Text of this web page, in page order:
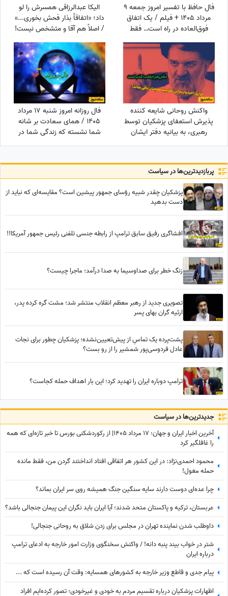
فال حافظ با تفسیر امروز جمعه 9
مرداد 1405 + فیلم / یک اتفاق
فوق‌العاده در راه است… فقط
کمی صبر کن و ببین! زندگی هنوز
بهترین هدیه‌اش را برای تو نگه
داشته است!
الیکا عبدالرزاقی همسرش را لو
داد؛ «اتفاقاً بذار فحش بخوری...»
/ اصلاً هم آقا و متشخص نیست!
واکنش روحانی شایعه کننده
پذیرش استعفای پزشکیان توسط
رهبری، به بیانیه دفتر ایشان
فال روزانه امروز شنبه 17 مرداد
1405 / همای سعادت بر شانه
شما نشسته که زندگی شما در
آستانه تغییر بزرگ است — فال
پربازدید‌ترین‌ها در سیاست
پزشکیان چقدر شبیه رؤسای جمهور پیشین است؟ مقایسه‌ای که نباید از
دست بدهید
افشاگری رفیق سابق ترامپ از رابطه جنسی تلفنی رئیس جمهور آمریکا!!
زنگ خطر برای صداوسیما به صدا درآمد؛ ماجرا چیست؟
تصویری جدید از رهبر معظم انقلاب منتشر شد؛ مشت گره کرده پدر،
ارثیه گران بهای پسر
پشت‌پرده یک تماسِ از پیش‌تعیین‌نشده؛ پزشکیان چطور برای نجات
عادل فردوسی‌پور شمشیر را از رو بست؟
ترامپ دوباره ایران را تهدید کرد؛ این بار اهداف حمله کجاست؟
جدید‌ترین‌ها در سیاست
آخرین اخبار ایران و جهان؛ 17 مرداد 1405| از رکوردشکنی بورس تا خبر تازه‌ای که همه
را غافلگیر کرد
محمود احمدی‌نژاد: در این کشور هر اتفاقی افتاد انداختند گردن من، فقط مانده
حمله مغول!
چرا عده‌ای دوست دارند سایه سنگین جنگ همیشه روی سر ایران بماند؟
عربستان، ترکیه و پاکستان متحد شدند؛ آیا ایران باید نگران این پیمان جنجالی باشد؟
داوطلب شدن نماینده تهران در مجلس برای زدن شلاق به روحانی جنجالی!
شتر در خواب بیند پنبه دانه! / واکنش سخنگوی وزارت امور خارجه به ادعای ترامپ
درباره ایران
پیام جدی و قاطع وزیر خارجه به کشورهای همسایه: وقت آن رسیده است که ...
اظهارات پزشکیان درباره تقسیم مردم به خودی و غیرخودی؛ تصور کرده‌ایم افراد